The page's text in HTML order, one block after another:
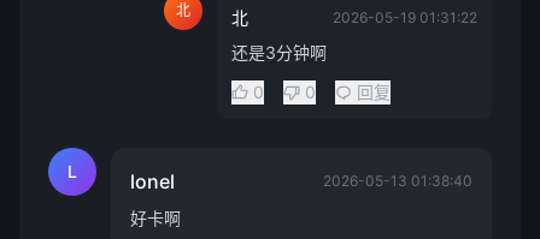
北 北 2026-05-19 01:31:22
还是3分钟啊
0
0 回复
L lonel 2026-05-13 01:38:40
好卡啊